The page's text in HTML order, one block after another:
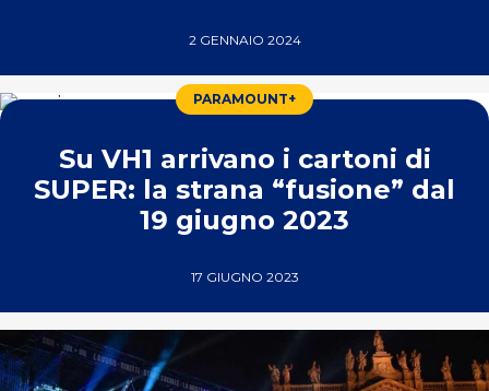
2 GENNAIO 2024
PARAMOUNT+
Su VH1 arrivano i cartoni di
SUPER: la strana “fusione” dal
19 giugno 2023
17 GIUGNO 2023